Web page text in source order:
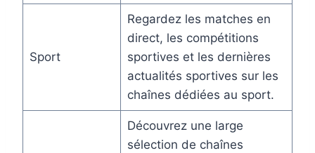
Sport
Regardez les matches en
direct, les compétitions
sportives et les dernières
actualités sportives sur les
chaînes dédiées au sport.
Découvrez une large
sélection de chaînes